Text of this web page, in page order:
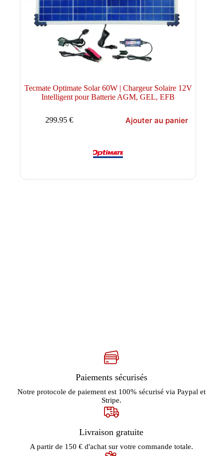
Tecmate Optimate Solar 60W | Chargeur Solaire 12V
Intelligent pour Batterie AGM, GEL, EFB
299.95€ Ajouter au panier
Paiements sécurisés
Notre protocole de paiement est 100% sécurisé via Paypal et
Stripe.
Livraison gratuite
A partir de 150 € d'achat sur votre commande totale.